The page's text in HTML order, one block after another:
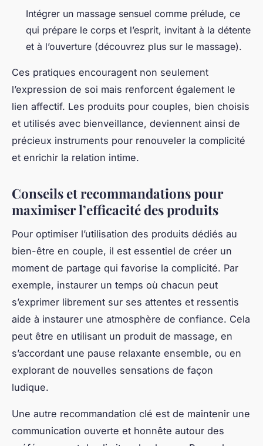
Intégrer un massage sensuel comme prélude, ce
qui prépare le corps et l’esprit, invitant à la détente
et à l’ouverture (découvrez plus sur le massage).
Ces pratiques encouragent non seulement
l’expression de soi mais renforcent également le
lien affectif. Les produits pour couples, bien choisis
et utilisés avec bienveillance, deviennent ainsi de
précieux instruments pour renouveler la complicité
et enrichir la relation intime.
Conseils et recommandations pour
maximiser l’efficacité des produits
Pour optimiser l’utilisation des produits dédiés au
bien-être en couple, il est essentiel de créer un
moment de partage qui favorise la complicité. Par
exemple, instaurer un temps où chacun peut
s’exprimer librement sur ses attentes et ressentis
aide à instaurer une atmosphère de confiance. Cela
peut être en utilisant un produit de massage, en
s’accordant une pause relaxante ensemble, ou en
explorant de nouvelles sensations de façon
ludique.
Une autre recommandation clé est de maintenir une
communication ouverte et honnête autour des